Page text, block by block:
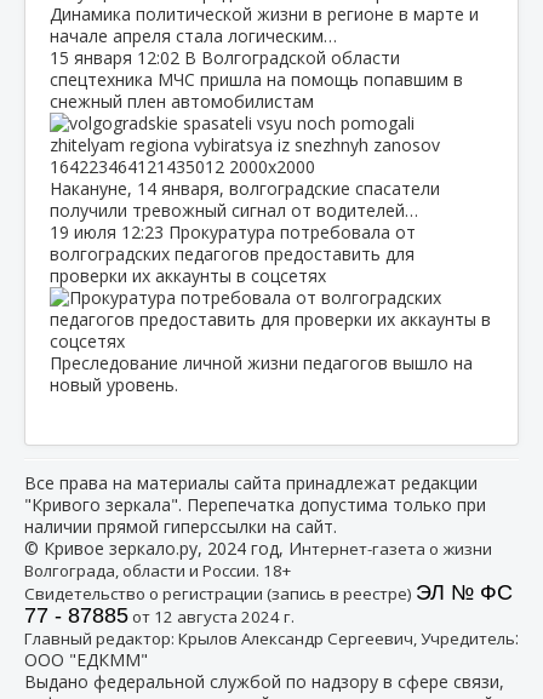
Динамика политической жизни в регионе в марте и
начале апреля стала логическим…
15 января 12:02 В Волгоградской области
спецтехника МЧС пришла на помощь попавшим в
снежный плен автомобилистам
Накануне, 14 января, волгоградские спасатели
получили тревожный сигнал от водителей…
19 июля 12:23 Прокуратура потребовала от
волгоградских педагогов предоставить для
проверки их аккаунты в соцсетях
Преследование личной жизни педагогов вышло на
новый уровень.
Все права на материалы сайта принадлежат редакции
"Кривого зеркала". Перепечатка допустима только при
наличии прямой гиперссылки на сайт.
© Кривое зеркало.ру, 2024 год, Интернет-газета о жизни
Волгограда, области и России. 18+
Свидетельство о регистрации (запись в реестре) ЭЛ № ФС
77 - 87885от 12 августа 2024 г.
Главный редактор: Крылов Александр Сергеевич, Учредитель:
ООО "ЕДКММ"
Выдано федеральной службой по надзору в сфере связи,